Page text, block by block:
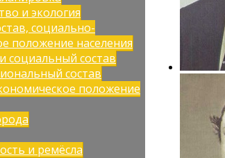
и экология
социально-
положение населения
социальный состав
состав
положение
и ремёсла